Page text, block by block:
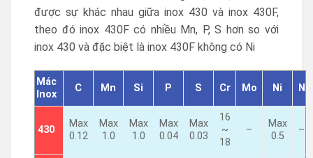
được sự khác nhau giữa inox 430 và inox 430F,
theo đó inox 430F có nhiều Mn, P, S hơn so với
inox 430 và đặc biệt là inox 430F không có Ni
Mác
Inox
C Mn Si P S Cr Mo Ni N
430
Max
0.12
Max
1.0
Max
1.0
Max
0.04
Max
0.03
16
~
18
–
Max
0.5
–